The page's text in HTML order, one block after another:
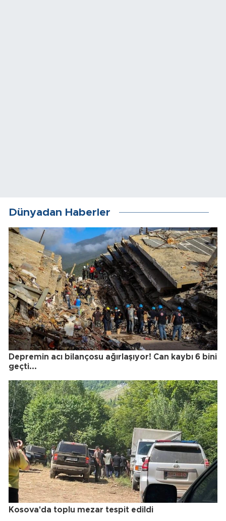
Dünyadan Haberler
Depremin acı bilançosu ağırlaşıyor! Can kaybı 6 bini
geçti...
Kosova'da toplu mezar tespit edildi